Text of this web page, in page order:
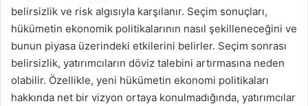
belirsizlik ve risk algısıyla karşılanır. Seçim sonuçları,
hükümetin ekonomik politikalarının nasıl şekilleneceğini ve
bunun piyasa üzerindeki etkilerini belirler. Seçim sonrası
belirsizlik, yatırımcıların döviz talebini artırmasına neden
olabilir. Özellikle, yeni hükümetin ekonomi politikaları
hakkında net bir vizyon ortaya konulmadığında, yatırımcılar